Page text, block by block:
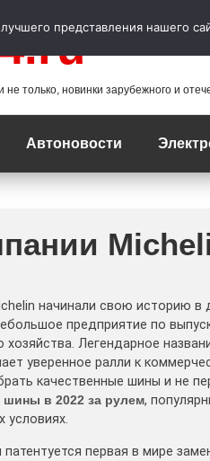
только, новинки зарубежного и
Автоновости
начинали свою историю в
предприятие по
Легендарное
уверенное ралли к
качественные шины и не
шины в 2022 за рулем,
условиях.
первая в мире
представления нашего